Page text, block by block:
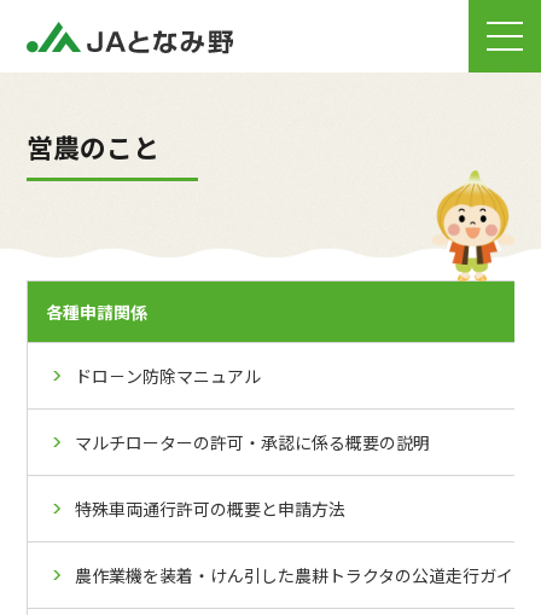
営農のこと
各種申請関係
ドロ－ン防除マニュアル
マルチローターの許可・承認に係る概要の説明
特殊車両通行許可の概要と申請方法
農作業機を装着・けん引した農耕トラクタの公道走行ガイド